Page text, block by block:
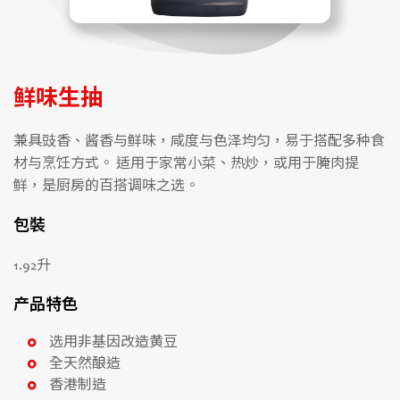
鲜味生抽
兼具豉香、酱香与鲜味，咸度与色泽均匀，易于搭配多种食
材与烹饪方式。 适用于家常小菜、热炒，或用于腌肉提
鲜，是厨房的百搭调味之选。
包裝
1.92升
产品特色
选用非基因改造黄豆
全天然酿造
香港制造